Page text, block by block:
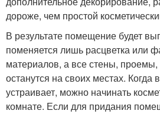
дороже, чем простой
В результате помещение будет
поменяется лишь расцветка или
материалов, а все стены,
останутся на своих местах. Когда
устраивает, можно начинать
комнате. Если для придания